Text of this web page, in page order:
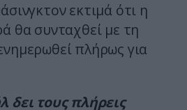
εκτιμά ότι η
θα συνταχθεί με τη
πλήρως για
δει τους πλήρεις